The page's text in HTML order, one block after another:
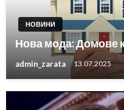
НОВИНИ
Нова мода: Домове
admin_zarata 13.07.2025